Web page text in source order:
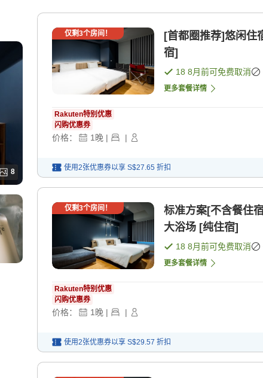
8
仅剩3个房间！
[首都圈推荐]悠闲住
宿]
18 8月前可免费取消
更多套餐详情
Rakuten特别优惠
闪购优惠券
价格： 1晚 | |
使用2张优惠券以享 S$27.65 折扣
仅剩3个房间！
标准方案[不含餐住
大浴场 [纯住宿]
18 8月前可免费取消
更多套餐详情
Rakuten特别优惠
闪购优惠券
价格： 1晚 | |
使用2张优惠券以享 S$29.57 折扣